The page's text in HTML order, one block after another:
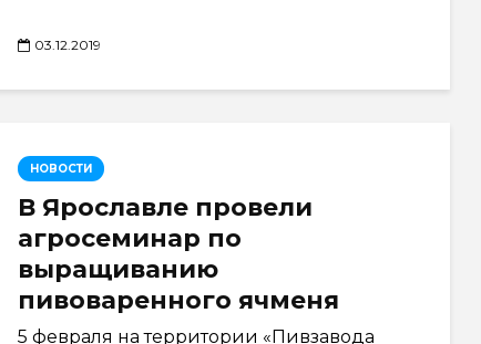
03.12.2019
НОВОСТИ
В Ярославле провели
агросеминар по
выращиванию
пивоваренного ячменя
5 февраля на территории «Пивзавода